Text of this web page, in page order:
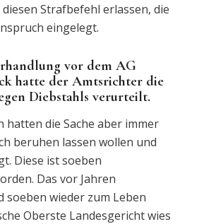
Strafbefehl erlassen, die
eingelegt.
vor dem AG
hatte der Amtsrichter die
Diebstahls verurteilt.
hatten die Sache aber immer
beruhen lassen wollen und
Diese ist soeben
Das vor Jahren
soeben wieder zum Leben
Oberste Landesgericht wies